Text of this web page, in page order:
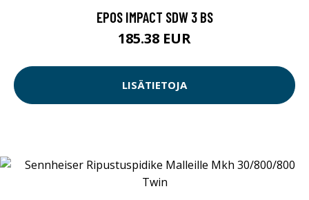
EPOS IMPACT SDW 3 BS
185.38 EUR
LISÄTIETOJA